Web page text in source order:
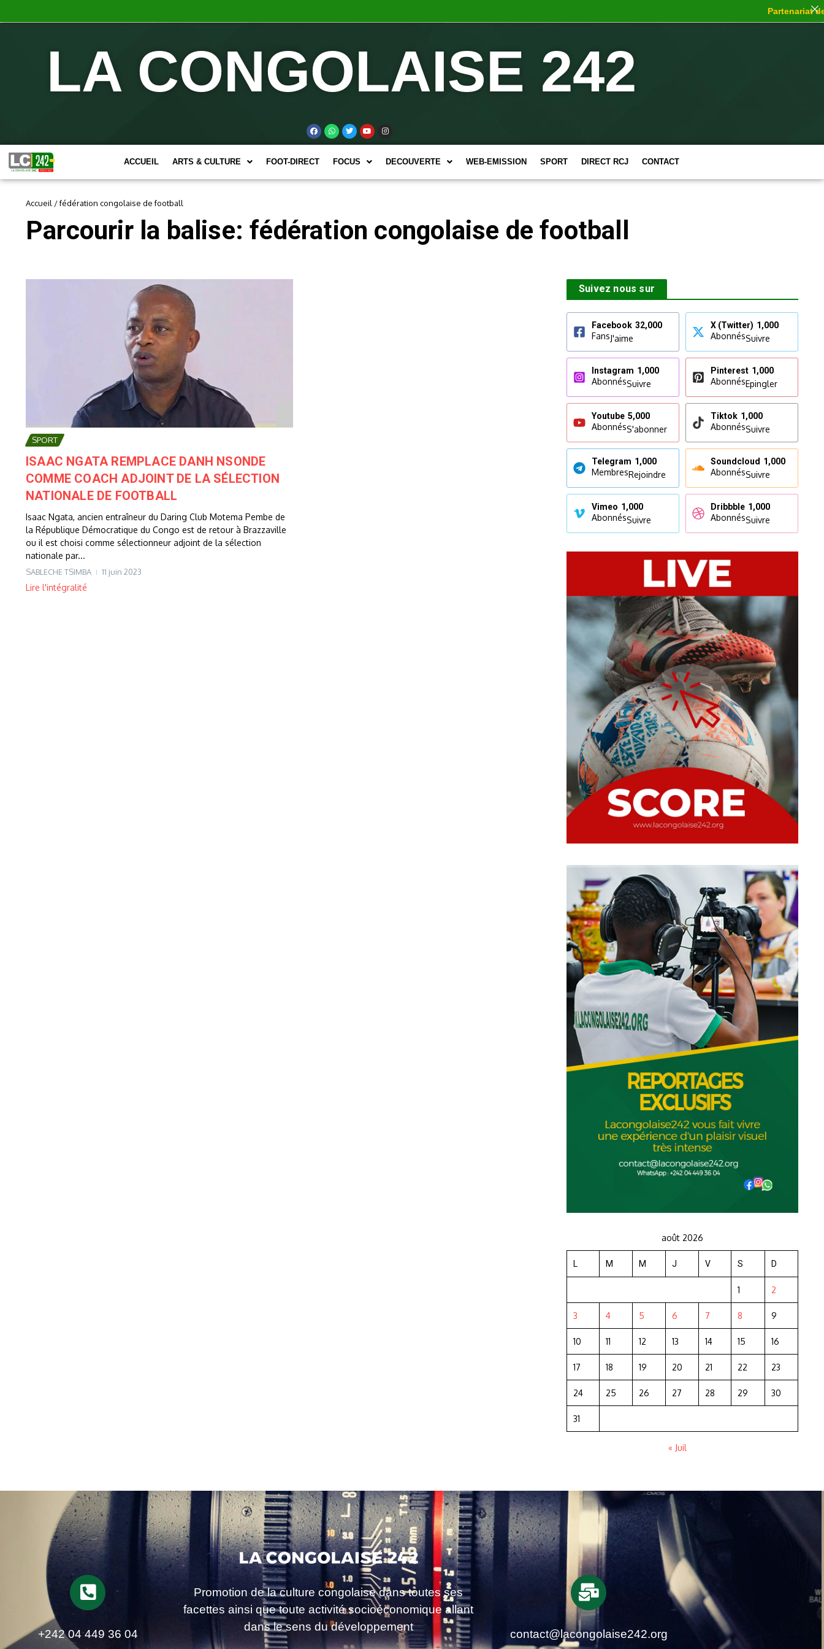
LA CONGOLAISE 242
ACCUEIL ARTS & CULTURE FOOT-DIRECT FOCUS DECOUVERTE WEB-EMISSION SPORT DIRECT RCJ CONTACT
Accueil /fédération congolaise de football
Parcourir la balise: fédération congolaise de football
SPORT
ISAAC NGATA REMPLACE DANH NSONDE
COMME COACH ADJOINT DE LA SÉLECTION
NATIONALE DE FOOTBALL
Isaac Ngata, ancien entraîneur du Daring Club Motema Pembe de
la République Démocratique du Congo est de retour à Brazzaville
ou il est choisi comme sélectionneur adjoint de la sélection
nationale par...
SABLECHE TSIMBA 11 juin 2023
Lire l'intégralité
Suivez nous sur
Facebook 32,000
FansJ'aime
X (Twitter) 1,000
AbonnésSuivre
Instagram 1,000
AbonnésSuivre
Pinterest 1,000
AbonnésEpingler
Youtube 5,000
AbonnésS'abonner
Tiktok 1,000
AbonnésSuivre
Telegram 1,000
MembresRejoindre
Soundcloud 1,000
AbonnésSuivre
Vimeo 1,000
AbonnésSuivre
Dribbble 1,000
AbonnésSuivre
août 2026
L M M J V S D
1 2
3 4 5 6 7 8 9
10 11 12 13 14 15 16
17 18 19 20 21 22 23
24 25 26 27 28 29 30
31
« Juil
+242 04 449 36 04
Promotion de la culture congolaise dans toutes ses
facettes ainsi que toute activité socioéconomique allant
dans le sens du développement
contact@lacongolaise242.org
Partenariat de